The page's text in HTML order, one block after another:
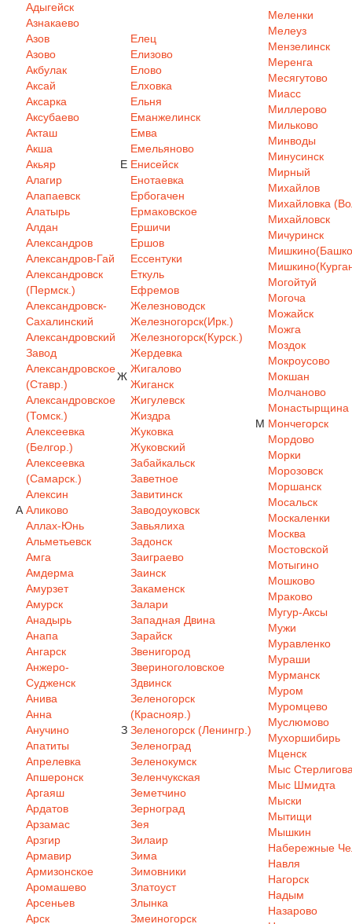
А
Адыгейск
Азнакаево
Азов
Азово
Акбулак
Аксай
Аксарка
Аксубаево
Акташ
Акша
Акьяр
Алагир
Алапаевск
Алатырь
Алдан
Александров
Александров-Гай
Александровск
(Пермск.)
Александровск-
Сахалинский
Александровский
Завод
Александровское
(Ставр.)
Александровское
(Томск.)
Алексеевка
(Белгор.)
Алексеевка
(Самарск.)
Алексин
Аликово
Аллах-Юнь
Альметьевск
Амга
Амдерма
Амурзет
Амурск
Анадырь
Анапа
Ангарск
Анжеро-
Судженск
Анива
Анна
Анучино
Апатиты
Апрелевка
Апшеронск
Аргаяш
Ардатов
Арзамас
Арзгир
Армавир
Армизонское
Аромашево
Арсеньев
Арск
Е
Елец
Елизово
Елово
Елховка
Ельня
Еманжелинск
Емва
Емельяново
Енисейск
Енотаевка
Ербогачен
Ермаковское
Ершичи
Ершов
Ессентуки
Еткуль
Ефремов
Ж
Железноводск
Железногорск(Ирк.)
Железногорск(Курск.)
Жердевка
Жигалово
Жиганск
Жигулевск
Жиздра
Жуковка
Жуковский
З
Забайкальск
Заветное
Завитинск
Заводоуковск
Завьялиха
Задонск
Заиграево
Заинск
Закаменск
Залари
Западная Двина
Зарайск
Звенигород
Звериноголовское
Здвинск
Зеленогорск
(Краснояр.)
Зеленогорск (Ленингр.)
Зеленоград
Зеленокумск
Зеленчукская
Земетчино
Зерноград
Зея
Зилаир
Зима
Зимовники
Златоуст
Злынка
Змеиногорск
М
Меленки
Мелеуз
Мензелинск
Меренга
Месягутово
Миасс
Миллерово
Мильково
Минводы
Минусинск
Мирный
Михайлов
Михайловка
Михайловск
Мичуринск
Могойтуй
Могоча
Можайск
Можга
Моздок
Мокроусово
Мокшан
Молчаново
Монастырщина
Мончегорск
Мордово
Морки
Морозовск
Моршанск
Мосальск
Москаленки
Москва
Мостовской
Мотыгино
Мошково
Мраково
Мугур-Аксы
Мужи
Муравленко
Мураши
Мурманск
Муром
Муромцево
Муслюмово
Мухоршибирь
Мценск
Мыс
Мыс Шмидта
Мыски
Мытищи
Мышкин
Набережные
Навля
Нагорск
Надым
Назарово